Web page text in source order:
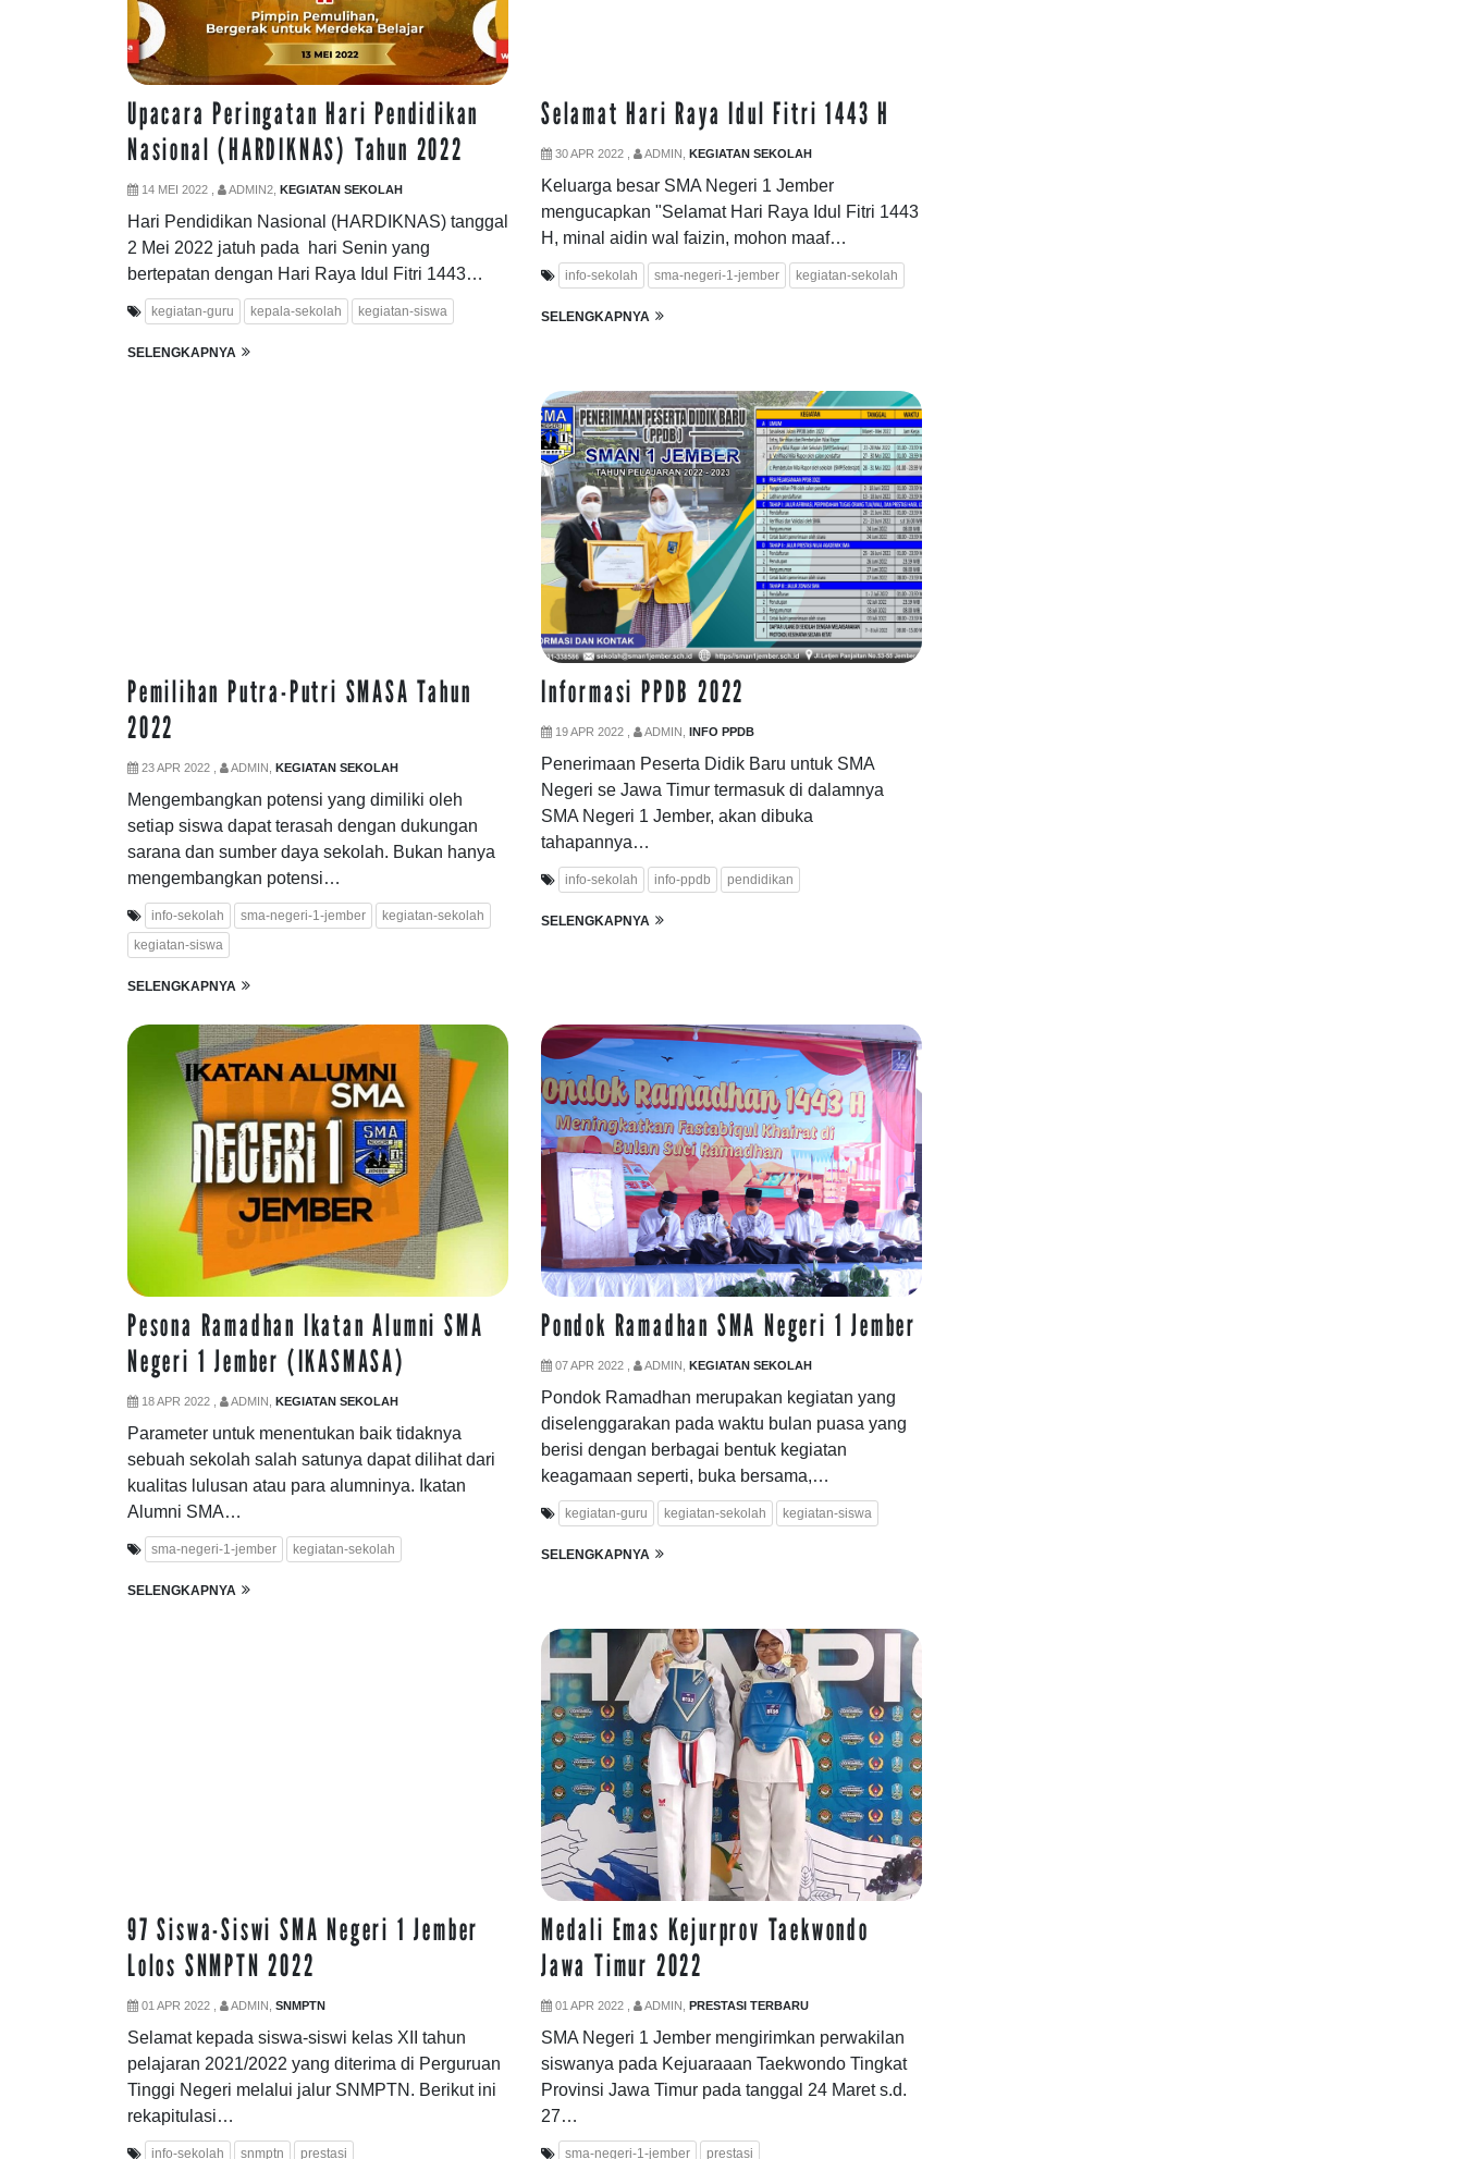
Upacara Peringatan Hari Pendidikan
Nasional (HARDIKNAS) Tahun 2022
14 MEI 2022 , ADMIN2, KEGIATAN SEKOLAH
Hari Pendidikan Nasional (HARDIKNAS) tanggal
2 Mei 2022 jatuh pada hari Senin yang
bertepatan dengan Hari Raya Idul Fitri 1443…
kegiatan-guru kepala-sekolah kegiatan-siswa
SELENGKAPNYA
Selamat Hari Raya Idul Fitri 1443 H
30 APR 2022 , ADMIN, KEGIATAN SEKOLAH
Keluarga besar SMA Negeri 1 Jember
mengucapkan "Selamat Hari Raya Idul Fitri 1443
H, minal aidin wal faizin, mohon maaf…
info-sekolah sma-negeri-1-jember kegiatan-sekolah
SELENGKAPNYA
Pemilihan Putra-Putri SMASA Tahun
2022
23 APR 2022 , ADMIN, KEGIATAN SEKOLAH
Mengembangkan potensi yang dimiliki oleh
setiap siswa dapat terasah dengan dukungan
sarana dan sumber daya sekolah. Bukan hanya
mengembangkan potensi…
info-sekolah sma-negeri-1-jember
kegiatan-sekolah
kegiatan-siswa
SELENGKAPNYA
Informasi PPDB 2022
19 APR 2022 , ADMIN, INFO PPDB
Penerimaan Peserta Didik Baru untuk SMA
Negeri se Jawa Timur termasuk di dalamnya
SMA Negeri 1 Jember, akan dibuka
tahapannya…
info-sekolah info-ppdb pendidikan
SELENGKAPNYA
Pesona Ramadhan Ikatan Alumni SMA
Negeri 1 Jember (IKASMASA)
18 APR 2022 , ADMIN, KEGIATAN SEKOLAH
Parameter untuk menentukan baik tidaknya
sebuah sekolah salah satunya dapat dilihat dari
kualitas lulusan atau para alumninya. Ikatan
Alumni SMA…
sma-negeri-1-jember kegiatan-sekolah
SELENGKAPNYA
Pondok Ramadhan SMA Negeri 1 Jember
07 APR 2022 , ADMIN, KEGIATAN SEKOLAH
Pondok Ramadhan merupakan kegiatan yang
diselenggarakan pada waktu bulan puasa yang
berisi dengan berbagai bentuk kegiatan
keagamaan seperti, buka bersama,…
kegiatan-guru kegiatan-sekolah kegiatan-siswa
SELENGKAPNYA
97 Siswa-Siswi SMA Negeri 1 Jember
Lolos SNMPTN 2022
01 APR 2022 , ADMIN, SNMPTN
Selamat kepada siswa-siswi kelas XII tahun
pelajaran 2021/2022 yang diterima di Perguruan
Tinggi Negeri melalui jalur SNMPTN. Berikut ini
rekapitulasi…
info-sekolah snmptn prestasi
Medali Emas Kejurprov Taekwondo
Jawa Timur 2022
01 APR 2022 , ADMIN, PRESTASI TERBARU
SMA Negeri 1 Jember mengirimkan perwakilan
siswanya pada Kejuaraaan Taekwondo Tingkat
Provinsi Jawa Timur pada tanggal 24 Maret s.d.
27…
sma-negeri-1-jember prestasi